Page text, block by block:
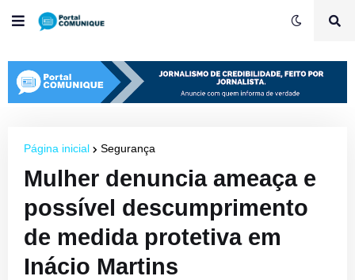
Página inicial Segurança
Mulher denuncia ameaça e
possível descumprimento
de medida protetiva em
Inácio Martins